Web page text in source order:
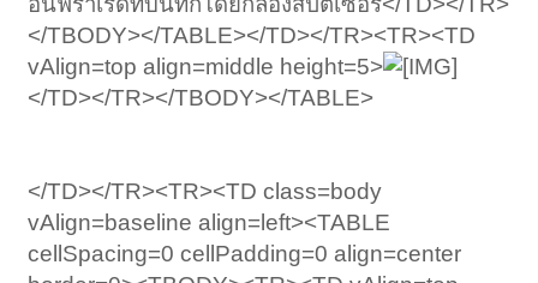
</TBODY></TABLE></TD></TR><TR><TD
vAlign=top align=middle height=5>
</TD></TR></TBODY></TABLE>
</TD></TR><TR><TD class=body
vAlign=baseline align=left><TABLE
cellSpacing=0 cellPadding=0 align=center